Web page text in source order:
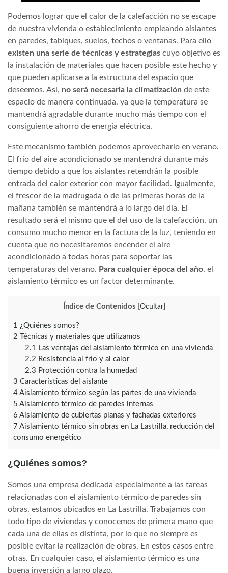
Podemos lograr que el calor de la calefacción no se escape
de nuestra vivienda o establecimiento empleando aislantes
en paredes, tabiques, suelos, techos o ventanas. Para ello
existen una serie de técnicas y estrategias cuyo objetivo es
la instalación de materiales que hacen posible este hecho y
que pueden aplicarse a la estructura del espacio que
deseemos. Así, no será necesaria la climatización de este
espacio de manera continuada, ya que la temperatura se
mantendrá agradable durante mucho más tiempo con el
consiguiente ahorro de energía eléctrica.
Este mecanismo también podemos aprovecharlo en verano.
El frío del aire acondicionado se mantendrá durante más
tiempo debido a que los aislantes retendrán la posible
entrada del calor exterior con mayor facilidad. Igualmente,
el frescor de la madrugada o de las primeras horas de la
mañana también se mantendrá a lo largo del día. El
resultado será el mismo que el del uso de la calefacción, un
consumo mucho menor en la factura de la luz, teniendo en
cuenta que no necesitaremos encender el aire
acondicionado a todas horas para soportar las
temperaturas del verano. Para cualquier época del año, el
aislamiento térmico es un factor determinante.
Índice de Contenidos Ocultar]
1 ¿Quiénes somos?
2 Técnicas y materiales que utilizamos
2.1 Las ventajas del aislamiento térmico en una vivienda
2.2 Resistencia al frío y al calor
2.3 Protección contra la humedad
3 Características del aislante
4 Aislamiento térmico según las partes de una vivienda
5 Aislamiento térmico de paredes internas
6 Aislamiento de cubiertas planas y fachadas exteriores
7 Aislamiento térmico sin obras en La Lastrilla, reducción del
consumo energético
¿Quiénes somos?
Somos una empresa dedicada especialmente a las tareas
relacionadas con el aislamiento térmico de paredes sin
obras, estamos ubicados en La Lastrilla. Trabajamos con
todo tipo de viviendas y conocemos de primera mano que
cada una de ellas es distinta, por lo que no siempre es
posible evitar la realización de obras. En estos casos entre
otras. En cualquier caso, el aislamiento térmico es una
buena inversión a largo plazo.